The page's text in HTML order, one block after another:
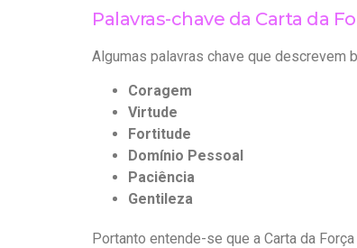
Palavras-chave da Carta da
Algumas palavras chave que descrevem
Coragem
Virtude
Fortitude
Domínio Pessoal
Paciência
Gentileza
Portanto entende-se que a Carta da